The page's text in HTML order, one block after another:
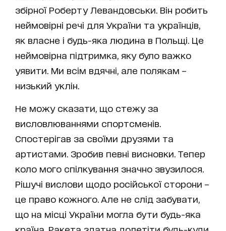
збірної Роберту Левандовськи. Він робить
неймовірні речі для України та українців,
як власне і будь-яка людина в Польщі. Це
неймовірна підтримка, яку було важко
уявити. Ми всім вдячні, але полякам –
низький уклін.
Не можу сказати, що стежу за
висловлюваннями спортсменів.
Спостерігав за своїми друзями та
артистами. Зробив певні висновки. Тепер
коло мого спілкування значно звузилося.
Рішучі вислови щодо російської сторони –
це право кожного. Але не слід забувати,
що на місці України могла бути будь-яка
країна. Ракета здатна долетіти будь-куди,